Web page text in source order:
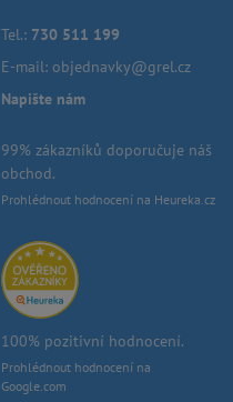
Tel.: 730 511 199
E-mail: objednavky@grel.cz
Napište nám
99% zákazníků doporučuje náš
obchod.
Prohlédnout hodnocení na Heureka.cz
100% pozitivní hodnocení.
Prohlédnout hodnocení na
Google.com